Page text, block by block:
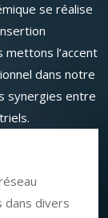
se réalise
mettons l’accent
dans notre
synergies entre